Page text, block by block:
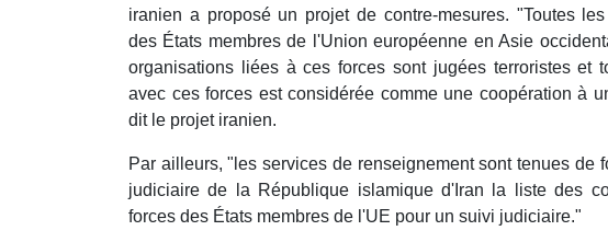
iranien a proposé un projet de contre-mesures. "Toutes
des États membres de l'Union européenne en Asie
organisations liées à ces forces sont jugées terroristes et
avec ces forces est considérée comme une coopération à
dit le projet iranien.
Par ailleurs, "les services de renseignement sont tenues de
judiciaire de la République islamique d'Iran la liste des
forces des États membres de l'UE pour un suivi judiciaire."